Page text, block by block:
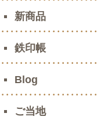
新商品
鉄印帳
Blog
ご当地